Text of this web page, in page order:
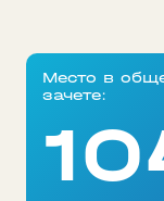
Место в
зачете: